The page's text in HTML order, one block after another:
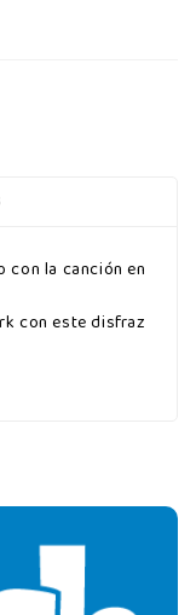
con la canción en
con este disfraz